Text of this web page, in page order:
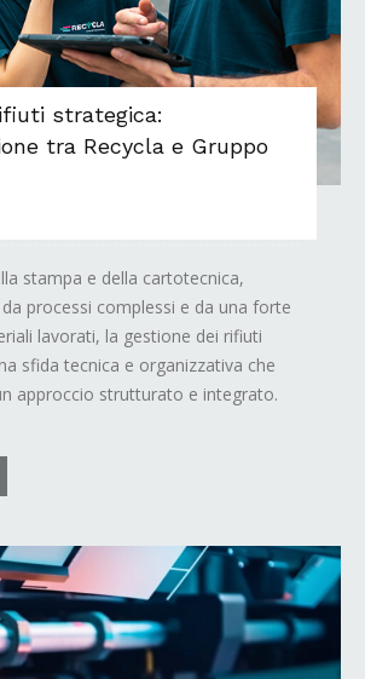
strategica:
tra Recycla e Gruppo
stampa e della cartotecnica,
processi complessi e da una forte
lavorati, la gestione dei rifiuti
sfida tecnica e organizzativa che
approccio strutturato e integrato.